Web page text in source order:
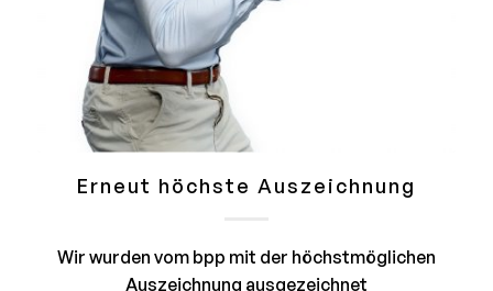
Erneut höchste Auszeichnung
Wir wurden vom bpp mit der höchstmöglichen
Auszeichnung ausgezeichnet